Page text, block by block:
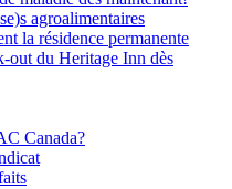
agroalimentaires
la résidence permanente
out du Heritage Inn dès
Canada?